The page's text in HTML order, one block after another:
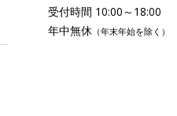
受付時間 10:00～18:00
年中無休 （年末年始を除く）